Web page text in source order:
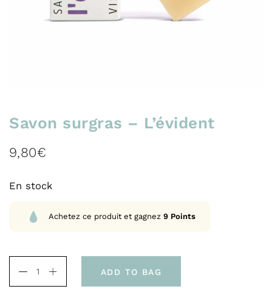
Savon surgras – L’évident
9,80€
En stock
Achetez ce produit et gagnez 9 Points
ADD TO BAG